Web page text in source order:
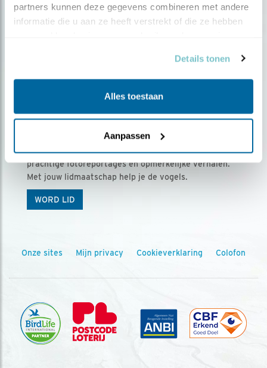
partners kunnen deze gegevens combineren met andere
informatie die u aan ze heeft verstrekt of die ze hebben
Details tonen
Alles toestaan
Aanpassen
Ontvang 5 x Vogels voor € 36,00 per jaar
Vogels is het tijdschrift voor onze leden, met
prachtige fotoreportages en opmerkelijke verhalen.
Met jouw lidmaatschap help je de vogels.
WORD LID
Onze sites Mijn privacy Cookieverklaring Colofon